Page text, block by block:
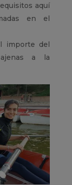
aquí
en el
importe del
a la